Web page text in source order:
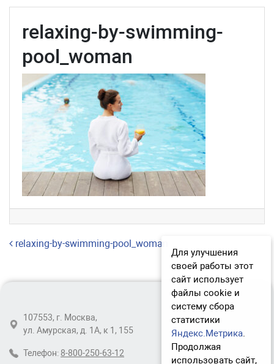
relaxing-by-swimming-
pool_woman
Навигация по записям
relaxing-by-swimming-pool_woman
107553, г. Москва,
ул. Амурская, д. 1А, к 1, 155
Телефон: 8-800-250-63-12
Для улучшения
своей работы этот
сайт использует
файлы cookie и
систему сбора
статистики
Яндекс.Метрика.
Продолжая
использовать сайт,